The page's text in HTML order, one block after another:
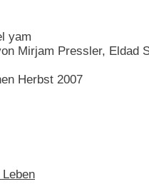
yam
Mirjam Pressler, Eldad
Herbst 2007